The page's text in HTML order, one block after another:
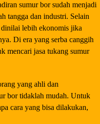
sumur bor sudah menjadi
tangga dan industri. Selain
lebih ekonomis jika
Di era yang serba canggih
mencari jasa tukang sumur
yang ahli dan
bor tidaklah mudah. Untuk
cara yang bisa dilakukan,